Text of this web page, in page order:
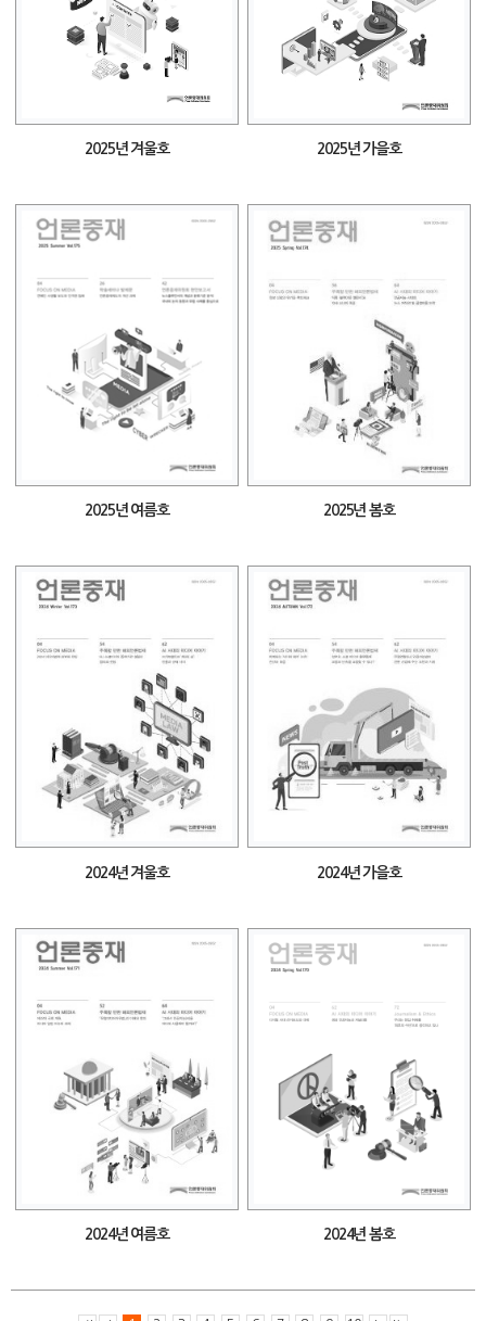
2025년 겨울호 2025년 가을호
2025년 여름호 2025년 봄호
2024년 겨울호 2024년 가을호
2024년 여름호 2024년 봄호